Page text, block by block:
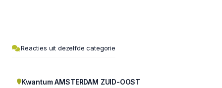
Reacties uit dezelfde categorie
Kwantum AMSTERDAM ZUID-OOST